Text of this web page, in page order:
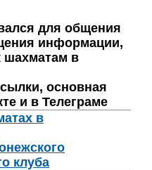
для общения
информации,
шахматам в
основная
и в Телеграме
в
клуба